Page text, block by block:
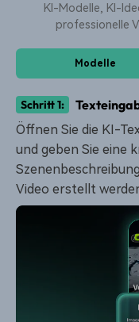
KI-Modelle, KI-
professionelle
Modelle
Schritt 1:
Öffnen Sie die KI-
und geben Sie eine
Video erstellt